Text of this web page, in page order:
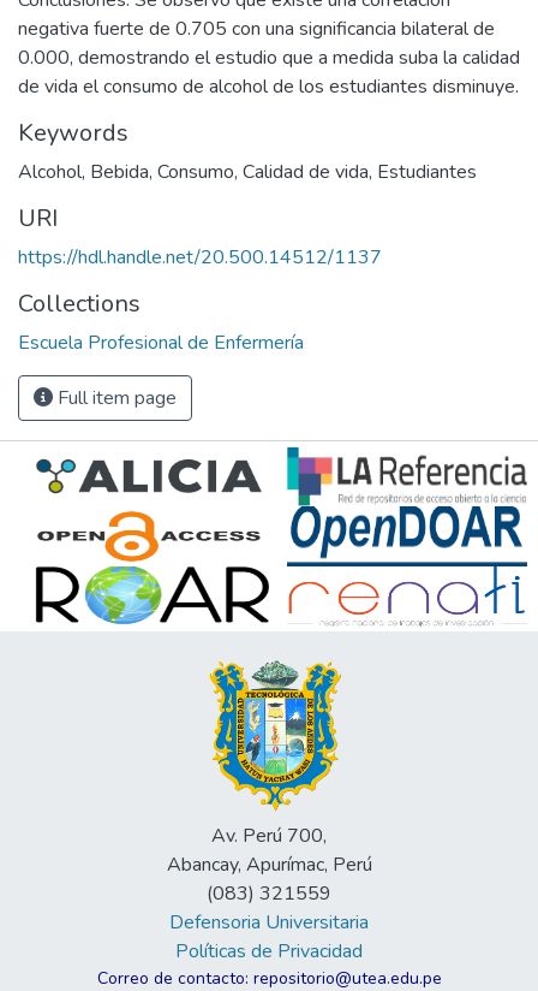
negativa fuerte de 0.705 con una significancia bilateral de
0.000, demostrando el estudio que a medida suba la calidad
de vida el consumo de alcohol de los estudiantes disminuye.
Keywords
Alcohol, Bebida, Consumo, Calidad de vida, Estudiantes
URI
https://hdl.handle.net/20.500.14512/1137
Collections
Escuela Profesional de Enfermería
Full item page
Av. Perú 700,
Abancay, Apurímac, Perú
(083) 321559
Defensoria Universitaria
Políticas de Privacidad
Correo de contacto: repositorio@utea.edu.pe